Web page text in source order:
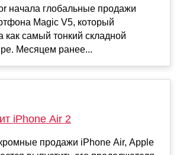
начала глобальные продажи
Magic V5, который
как самый тонкий складной
Месяцем ранее...
iPhone Air 2
продажи iPhone Air, Apple